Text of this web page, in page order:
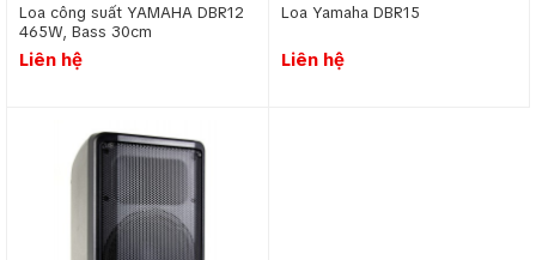
Loa công suất YAMAHA DBR12
465W, Bass 30cm
Liên hệ
Loa Yamaha DBR15
Liên hệ